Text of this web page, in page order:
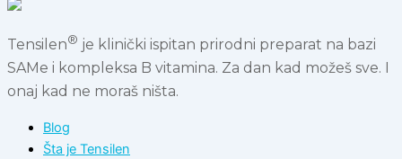
Tensilen® je klinički ispitan prirodni preparat na bazi
SAMe i kompleksa B vitamina. Za dan kad možeš sve. I
onaj kad ne moraš ništa.
Blog
Šta je Tensilen